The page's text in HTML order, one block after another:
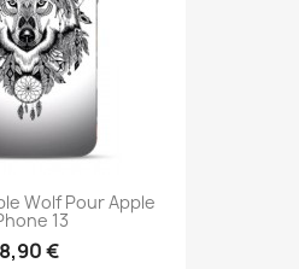
Wolf Pour Apple
13
8,90 €